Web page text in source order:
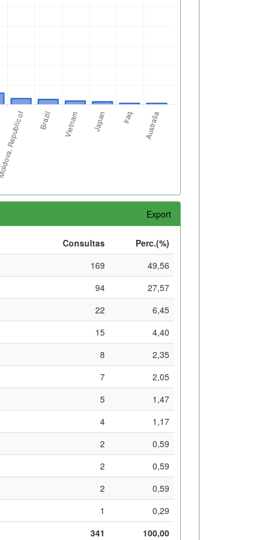
Export
Consultas
Perc.(%)
169
49,56
94
27,57
22
6,45
15
4,40
8
2,35
7
2,05
5
1,47
4
1,17
2
0,59
2
0,59
2
0,59
1
0,29
341
100,00